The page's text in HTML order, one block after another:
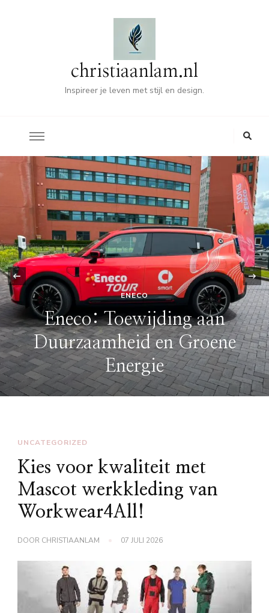
christiaanlam.nl
Inspireer je leven met stijl en design.
ENECO
Eneco: Toewijding aan
Duurzaamheid en Groene
Energie
‹
UNCATEGORIZED
Kies voor kwaliteit met
Mascot werkkleding van
Workwear4All!
DOOR CHRISTIAANLAM 07 JULI 2026